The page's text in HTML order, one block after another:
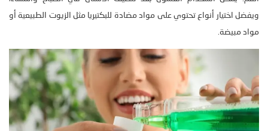
ويفضل اختيار أنواع تحتوي على مواد مضادة للبكتيريا مثل الزيوت الطبيعية أو
مواد مبيضة.